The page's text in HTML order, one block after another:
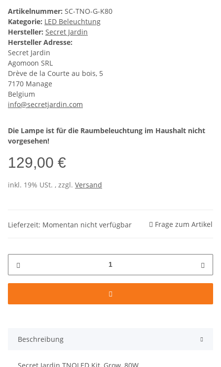
Artikelnummer: SC-TNO-G-K80
Kategorie: LED Beleuchtung
Hersteller: Secret Jardin
Hersteller Adresse:
Secret Jardin
Agomoon SRL
Drève de la Courte au bois, 5
7170 Manage
Belgium
info@secretjardin.com
Die Lampe ist für die Raumbeleuchtung im Haushalt nicht
vorgesehen!
129,00 €
inkl. 19% USt. , zzgl. Versand
Lieferzeit: Momentan nicht verfügbar Frage zum Artikel
Beschreibung